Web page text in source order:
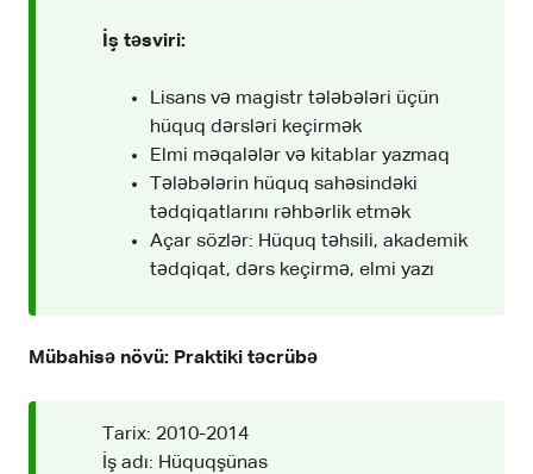
İş təsviri:
Lisans və magistr tələbələri üçün
hüquq dərsləri keçirmək
Elmi məqalələr və kitablar yazmaq
Tələbələrin hüquq sahəsindəki
tədqiqatlarını rəhbərlik etmək
Açar sözlər: Hüquq təhsili, akademik
tədqiqat, dərs keçirmə, elmi yazı
Mübahisə növü: Praktiki təcrübə
Tarix: 2010-2014
İş adı: Hüquqşünas